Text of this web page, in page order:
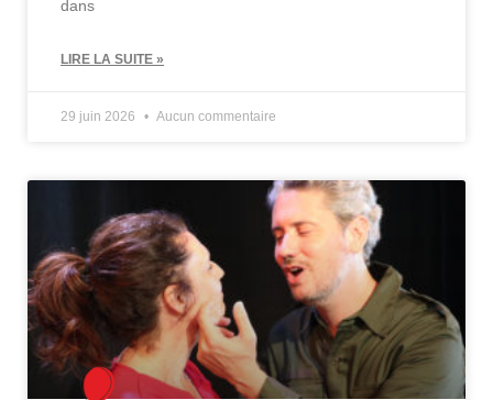
dans
LIRE LA SUITE »
29 juin 2026 Aucun commentaire